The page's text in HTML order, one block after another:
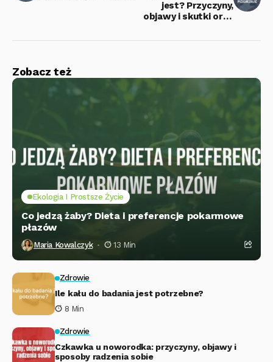
jest? Przyczyny,
objawy i skutki oraz
Zobacz też
Ekologia I Prostsze Życie
Co jedzą żaby? Dieta i preferencje pokarmowe
płazów
Maria Kowalczyk 13 Min
Zdrowie
Ile kału do badania jest potrzebne?
8 Min
Zdrowie
Czkawka u noworodka: przyczyny, objawy i
sposoby radzenia sobie